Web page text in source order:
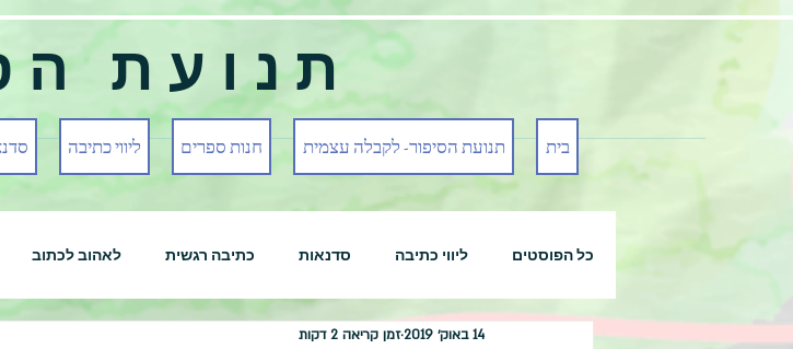
תנועת
בית תנועת הסיפור- לקבלה עצמית חנות ספרים ליווי כתיבה
כל הפוסטים ליווי כתיבה סדנאות כתיבה רגשית לאהוב לכתוב
14 באוק׳ 2019 זמן קריאה 2 דקות